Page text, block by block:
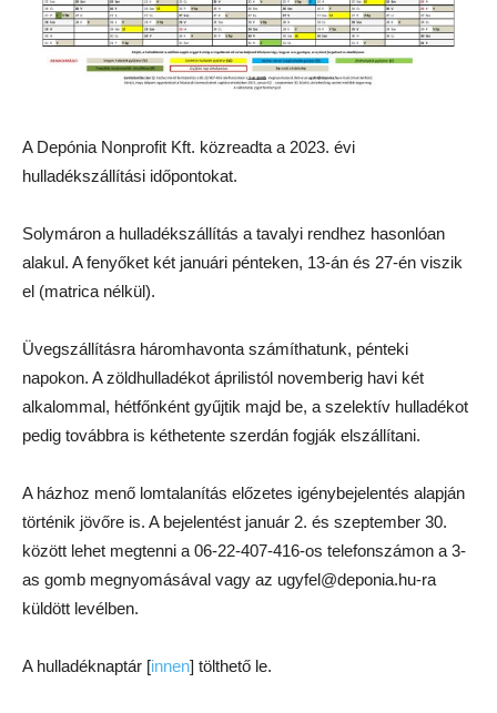
A Depónia Nonprofit Kft. közreadta a 2023. évi
hulladékszállítási időpontokat.
Solymáron a hulladékszállítás a tavalyi rendhez hasonlóan
alakul. A fenyőket két januári pénteken, 13-án és 27-én viszik
el (matrica nélkül).
Üvegszállításra háromhavonta számíthatunk, pénteki
napokon. A zöldhulladékot áprilistól novemberig havi két
alkalommal, hétfőnként gyűjtik majd be, a szelektív hulladékot
pedig továbbra is kéthetente szerdán fogják elszállítani.
A házhoz menő lomtalanítás előzetes igénybejelentés alapján
történik jövőre is. A bejelentést január 2. és szeptember 30.
között lehet megtenni a 06-22-407-416-os telefonszámon a 3-
as gomb megnyomásával vagy az ugyfel@deponia.hu-ra
küldött levélben.
A hulladéknaptár [innen] tölthető le.